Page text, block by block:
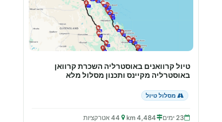
טיול קרוואנים באוסטרליה השכרת קרוואן
באוסטרליה מקיינס ותכנון מסלול מלא
מסלול טיול
23 ימים 4,484 km 44 אטרקציות